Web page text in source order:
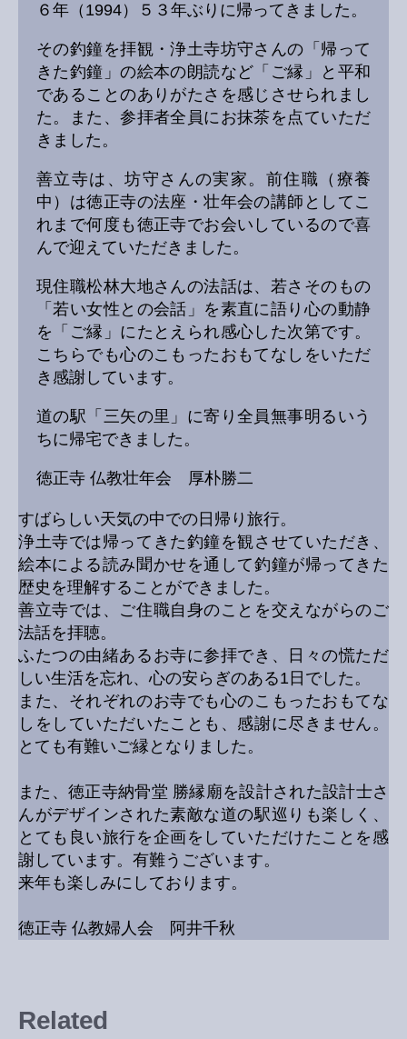
６年（1994）５３年ぶりに帰ってきました。
その釣鐘を拝観・浄土寺坊守さんの「帰って
きた釣鐘」の絵本の朗読など「ご縁」と平和
であることのありがたさを感じさせられまし
た。また、参拝者全員にお抹茶を点ていただ
きました。
善立寺は、坊守さんの実家。前住職（療養
中）は徳正寺の法座・壮年会の講師としてこ
れまで何度も徳正寺でお会いしているので喜
んで迎えていただきました。
現住職松林大地さんの法話は、若さそのもの
「若い女性との会話」を素直に語り心の動静
を「ご縁」にたとえられ感心した次第です。
こちらでも心のこもったおもてなしをいただ
き感謝しています。
道の駅「三矢の里」に寄り全員無事明るいう
ちに帰宅できました。
徳正寺 仏教壮年会 厚朴勝二
すばらしい天気の中での日帰り旅行。
浄土寺では帰ってきた釣鐘を観させていただき、
絵本による読み聞かせを通して釣鐘が帰ってきた
歴史を理解することができました。
善立寺では、ご住職自身のことを交えながらのご
法話を拝聴。
ふたつの由緒あるお寺に参拝でき、日々の慌ただ
しい生活を忘れ、心の安らぎのある1日でした。
また、それぞれのお寺でも心のこもったおもてな
しをしていただいたことも、感謝に尽きません。
とても有難いご縁となりました。
また、徳正寺納骨堂 勝縁廟を設計された設計士さ
んがデザインされた素敵な道の駅巡りも楽しく、
とても良い旅行を企画をしていただけたことを感
謝しています。有難うございます。
来年も楽しみにしております。
徳正寺 仏教婦人会 阿井千秋
Related